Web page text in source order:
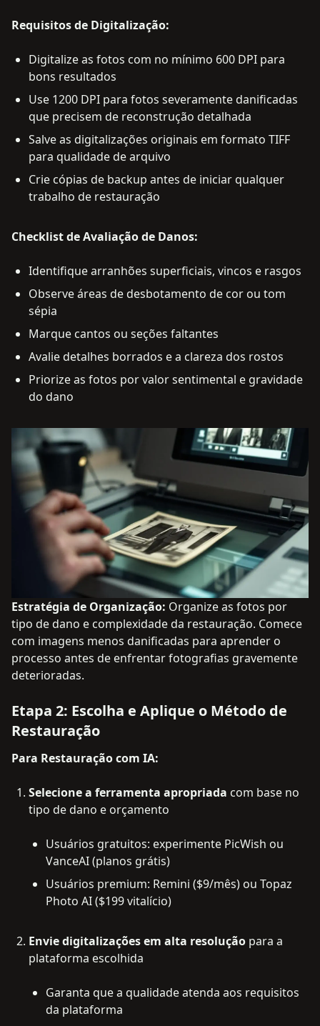
Requisitos de Digitalização:
Digitalize as fotos com no mínimo 600 DPI para
bons resultados
Use 1200 DPI para fotos severamente danificadas
que precisem de reconstrução detalhada
Salve as digitalizações originais em formato TIFF
para qualidade de arquivo
Crie cópias de backup antes de iniciar qualquer
trabalho de restauração
Checklist de Avaliação de Danos:
Identifique arranhões superficiais, vincos e rasgos
Observe áreas de desbotamento de cor ou tom
sépia
Marque cantos ou seções faltantes
Avalie detalhes borrados e a clareza dos rostos
Priorize as fotos por valor sentimental e gravidade
do dano
Estratégia de Organização: Organize as fotos por
tipo de dano e complexidade da restauração. Comece
com imagens menos danificadas para aprender o
processo antes de enfrentar fotografias gravemente
deterioradas.
Etapa 2: Escolha e Aplique o Método de
Restauração
Para Restauração com IA:
Selecione a ferramenta apropriada com base no
tipo de dano e orçamento
Usuários gratuitos: experimente PicWish ou
VanceAI (planos grátis)
Usuários premium: Remini ($9/mês) ou Topaz
Photo AI ($199 vitalício)
Envie digitalizações em alta resolução para a
plataforma escolhida
Garanta que a qualidade atenda aos requisitos
da plataforma